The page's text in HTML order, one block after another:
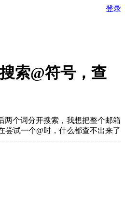
登录
索@符号，查
两个词分开搜索，我想把整个邮箱
尝试一个@时，什么都查不出来了